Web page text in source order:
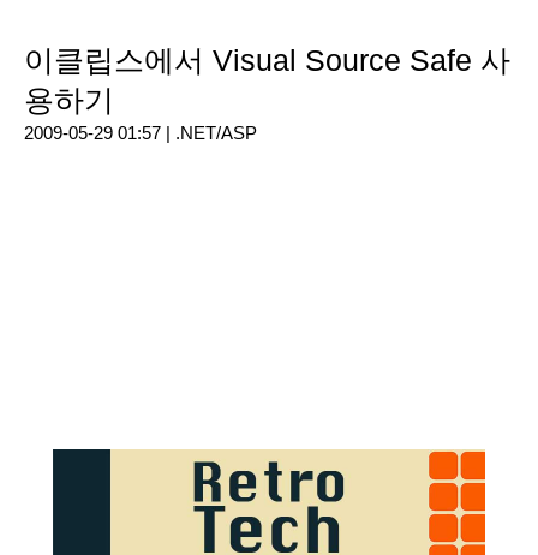
이클립스에서 Visual Source Safe 사
용하기
2009-05-29 01:57 | .NET/ASP